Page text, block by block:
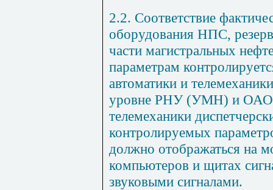
2.2. Соответствие
оборудования НПС,
части магистральных
параметрам
автоматики и
уровне РНУ (УМН) и ОАО
телемеханики
контролируемых
должно отображаться на
компьютеров и щитах
звуковыми сигналами.